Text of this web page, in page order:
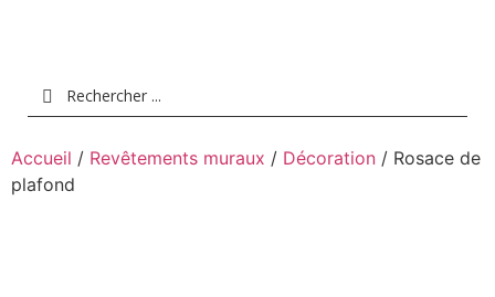
Accueil / Revêtements muraux / Décoration / Rosace de
plafond